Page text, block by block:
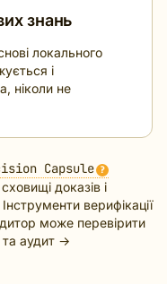
знань
локального
і
ніколи не
Capsule ?
доказів і
верифікації
може перевірити
аудит →